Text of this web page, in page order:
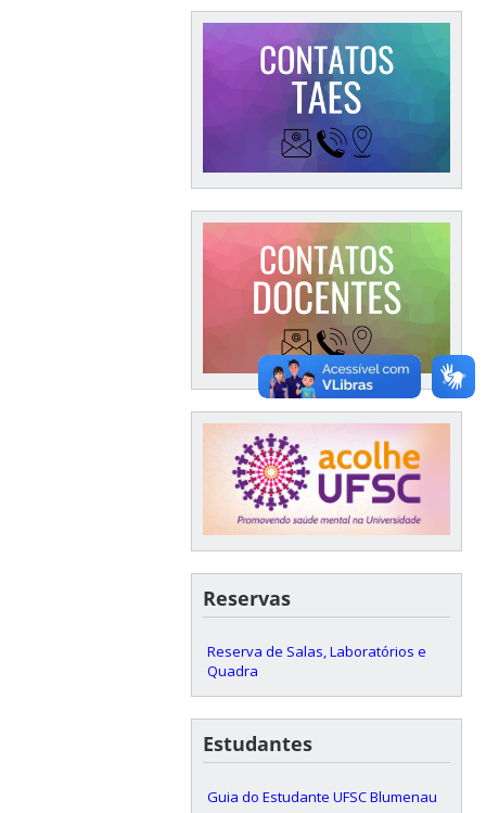
Reservas
Reserva de Salas, Laboratórios e
Quadra
Estudantes
Guia do Estudante UFSC Blumenau